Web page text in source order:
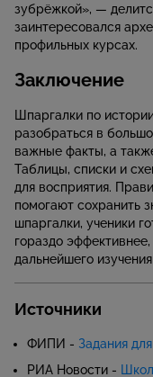
зубрёжкой», —
заинтересовался
профильных курсах.
Заключение
Шпаргалки по
разобраться в
важные факты, а
Таблицы, списки и
для восприятия.
помогают сохранить
шпаргалки, ученики
гораздо
дальнейшего
Источники
ФИПИ - Задания
РИА Новости -